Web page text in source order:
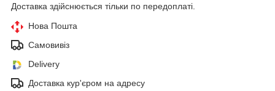
Доставка здійснюється тільки по передоплаті.
Нова Пошта
Самовивіз
Delivery
Доставка кур'єром на адресу